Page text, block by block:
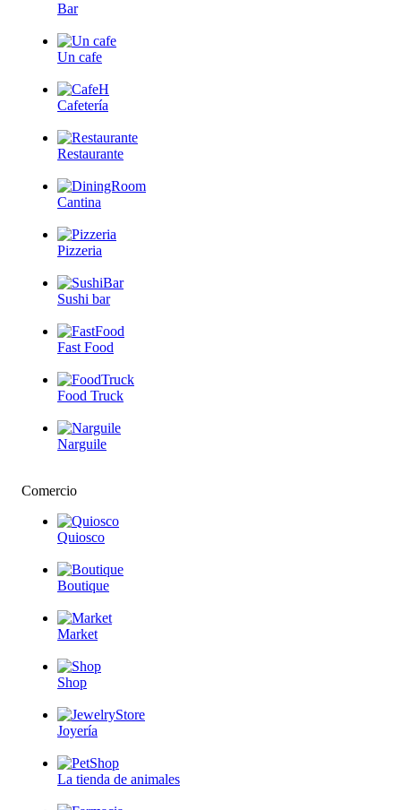
Bar
Un cafe
Cafetería
Restaurante
Cantina
Pizzeria
Sushi bar
Fast Food
Food Truck
Narguile
Comercio
Quiosco
Boutique
Market
Shop
Joyería
La tienda de animales